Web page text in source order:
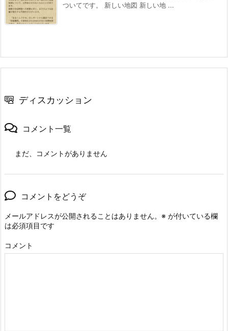
ついてです。 新しい地図 新しい地 ...
ディスカッション
コメント一覧
まだ、コメントがありません
コメントをどうぞ
メールアドレスが公開されることはありません。 ※ が付いている欄
は必須項目です
コメント